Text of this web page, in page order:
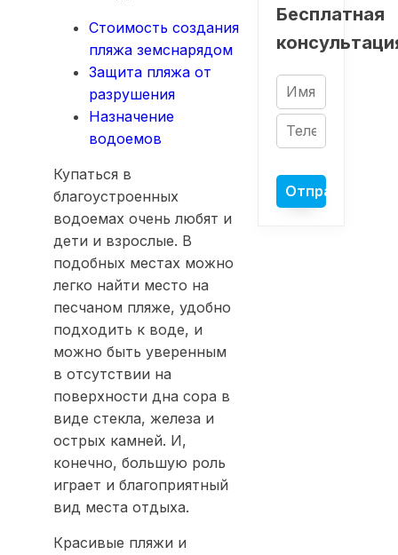
Стоимость создания
пляжа земснарядом
Защита пляжа от
разрушения
Назначение
водоемов
Купаться в
благоустроенных
водоемах очень любят и
дети и взрослые. В
подобных местах можно
легко найти место на
песчаном пляже, удобно
подходить к воде, и
можно быть уверенным
в отсутствии на
поверхности дна сора в
виде стекла, железа и
острых камней. И,
конечно, большую роль
играет и благоприятный
вид места отдыха.
Красивые пляжи и
Бесплатная